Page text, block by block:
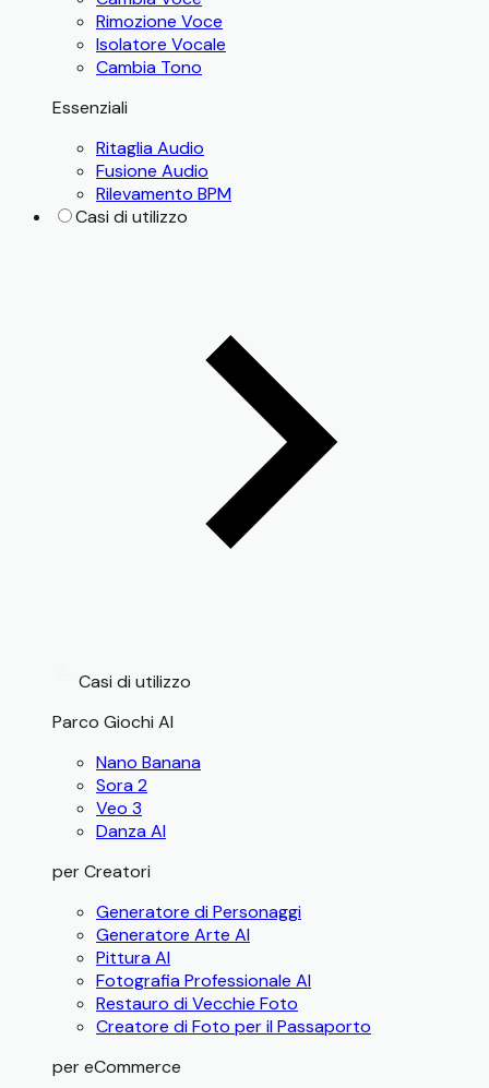
Rimozione Voce
Isolatore Vocale
Cambia Tono
Essenziali
Ritaglia Audio
Fusione Audio
Rilevamento BPM
Casi di utilizzo
Casi di utilizzo
Parco Giochi AI
Nano Banana
Sora 2
Veo 3
Danza AI
per Creatori
Generatore di Personaggi
Generatore Arte AI
Pittura AI
Fotografia Professionale AI
Restauro di Vecchie Foto
Creatore di Foto per il Passaporto
per eCommerce